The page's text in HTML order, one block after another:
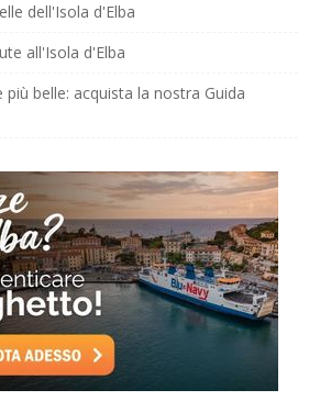
dell'Isola d'Elba
all'Isola d'Elba
più belle: acquista la nostra Guida